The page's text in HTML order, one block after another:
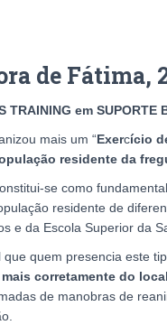
de Fátima,
TRAINING em SUPORTE
mais um “Exercício
residente da
se como
residente de
e da Escola Superior da
que quem presencia este
corretamente do
de manobras de